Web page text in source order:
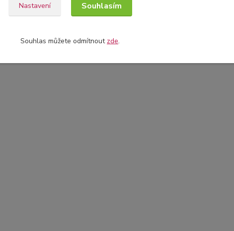
Nastavení Souhlasím
Souhlas můžete odmítnout zde.